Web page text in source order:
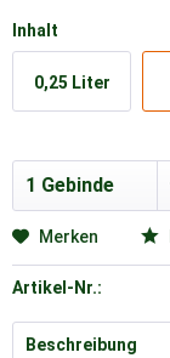
Inhalt
0,25 Liter
Merken
Artikel-Nr.:
Beschreibung